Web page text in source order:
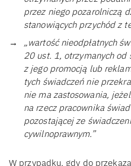
przez niego pozarolniczą
stanowiących przychód z
„wartość nieodpłatnych
20 ust. 1, otrzymanych
z jego promocją lub
tych świadczeń nie
nie ma zastosowania,
na rzecz pracownika
pozostającej ze
cywilnoprawnym.”
W przypadku, gdy do